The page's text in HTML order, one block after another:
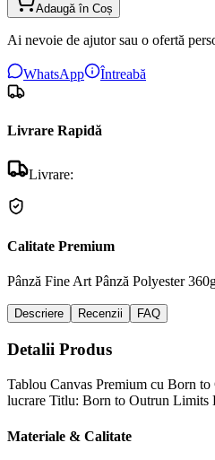
Adaugă în Coș
Ai nevoie de ajutor sau o ofertă
WhatsApp Întreabă
Livrare Rapidă
Livrare:
Calitate Premium
Pânză Fine Art Pânză Polyester
Descriere Recenzii FAQ
Detalii Produs
Tablou Canvas Premium cu Born
lucrare Titlu: Born to Outrun Limits
Materiale & Calitate